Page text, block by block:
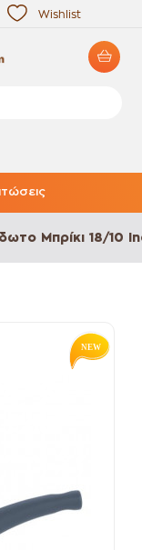
Wishlist
Μπρίκι 18/10